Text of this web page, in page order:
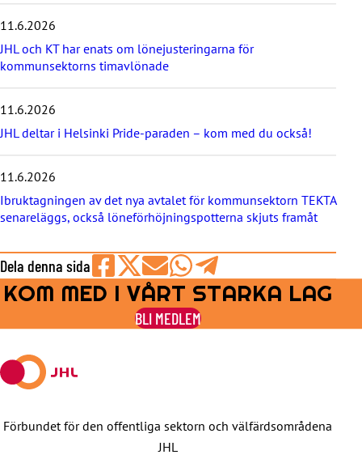
e
n
y
h
e
t
e
n
a
11.6.2026
JHL och KT har enats om lönejusteringarna för
kommunsektorns timavlönade
11.6.2026
JHL deltar i Helsinki Pride-paraden – kom med du också!
11.6.2026
Ibruktagningen av det nya avtalet för kommunsektorn TEKTA
senareläggs, också löneförhöjningspotterna skjuts framåt
Dela denna sida
Share
on
Facebook
Share
on
Share
by
E-
Share
on
WhatsApp
Share
on
Telegram
KOM MED I VÅRT STARKA LAG
BLI MEDLEM
Förbundet för den offentliga sektorn och välfärdsområdena
JHL